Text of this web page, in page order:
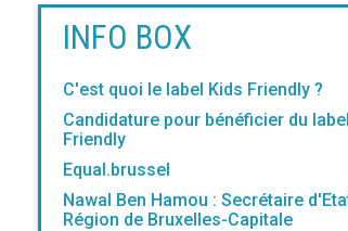
INFO BOX
C'est quoi le label Kids Friendly ?
Candidature pour bénéficier du
Friendly
Equal.brussel
Nawal Ben Hamou : Secrétaire
Région de Bruxelles-Capitale